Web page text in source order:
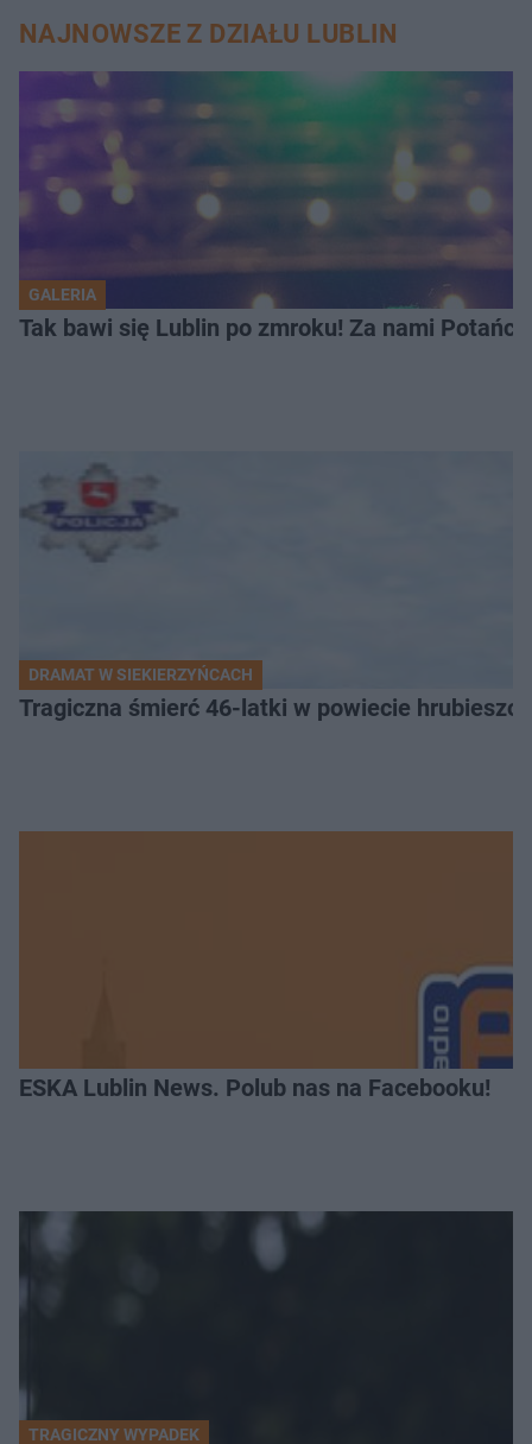
NAJNOWSZE Z DZIAŁU LUBLIN
GALERIA
Tak bawi się Lublin po zmroku! Za nami
DRAMAT W SIEKIERZYŃCACH
Tragiczna śmierć 46-latki w powiecie
ESKA Lublin News. Polub nas na Facebooku!
TRAGICZNY WYPADEK